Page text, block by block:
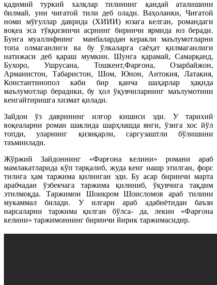
қадимий туркий халқлар тилининг қандай аталишини
билмай, уни чиғатой тили деб олади. Ваҳоланки, Чиғатой
номи мўғуллар даврида (ХИИИ) юзага келган, романдаги
воқеа эса тўққизинчи асрнинг биринчи ярмида юз беради.
Бунга муаллифнинг манбалардан керакли маълумотларни
топа олмаганлиги ва бу ўлкаларга саёҳат қилмаганлиги
натижаси деб қараш мумкин. Шунга қарамай, Самарқанд,
Бухоро, Ушрусана, Тошкент,Фарғона, Озарбайжон,
Арманистон, Табаристон, Шом, Юнон, Антокия, Латакия,
Константинопол каби бир қанча шаҳарлар ҳақида
маълумотлар берадики, бу ҳол ўқувчиларнинг маълумотини
кенгайтиришга хизмат қилади.
Зайдон ўз даврининг илғор кишиси эди. У тарихий
воқеаларни роман шаклида шарҳлашда янги, ўзига хос йўл
топди, уларнинг қизиқарли, саргузаштли бўлишини
таъминлади.
Жўржий Зайдоннинг «Фарғона келини» романи араб
мамлакатларида кўп тарқалиб, жуда кенг нашр этилган, форс
тилига ҳам таржима қилинган эди. Бу асар биринчи марта
арабчадан ўзбекчага таржима қилиниб, ўқувчига тақдим
этилмоқда. Таржимон Шоикром Шоисломов араб тилини
мукаммал билади. У илгари араб адабиётидан баъзи
нарсаларни таржима қилган бўлса- да, лекин «Фарғона
келини» таржимоннинг биринчи йирик таржимасидир.